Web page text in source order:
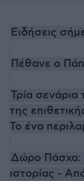
Ειδήσεις
Πέθανε ο
Τρία σενάρια
της
Το ένα
Δώρο Πάσχα:
ιστορίας -